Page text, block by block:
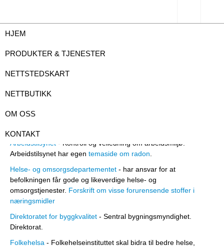
HJEM
PRODUKTER & TJENESTER
NETTSTEDSKART
NETTBUTIKK
OM OSS
KONTAKT
Radon ressurser
Arbeidstilsynet - Kontroll og veiledning om arbeidsmiljø.
Arbeidstilsynet har egen temaside om radon
Helse- og omsorgsdepartementet - har ansvar for at
befolkningen får gode og likeverdige helse- og
omsorgstjenester. Forskrift om visse forurensende stoffer i
næringsmidler
Direktoratet for byggkvalitet - Sentral bygningsmyndighet.
Direktorat.
Folkehelsa - Folkehelseinstituttet skal bidra til bedre helse,